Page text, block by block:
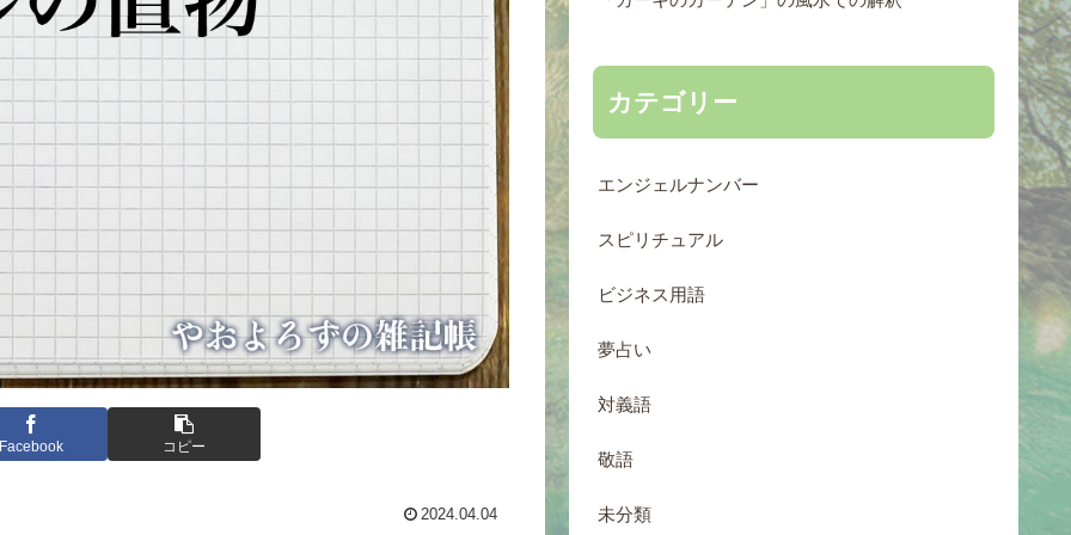
Facebook コピー
2024.04.04
カテゴリー
エンジェルナンバー
スピリチュアル
ビジネス用語
夢占い
対義語
敬語
未分類